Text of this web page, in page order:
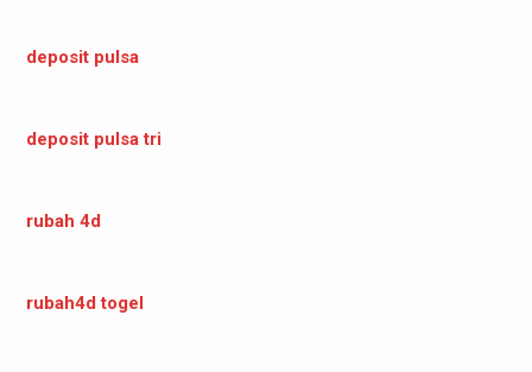
deposit pulsa
deposit pulsa tri
rubah 4d
rubah4d togel